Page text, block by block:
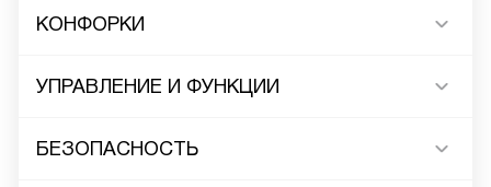
КОНФОРКИ
УПРАВЛЕНИЕ И ФУНКЦИИ
БЕЗОПАСНОСТЬ